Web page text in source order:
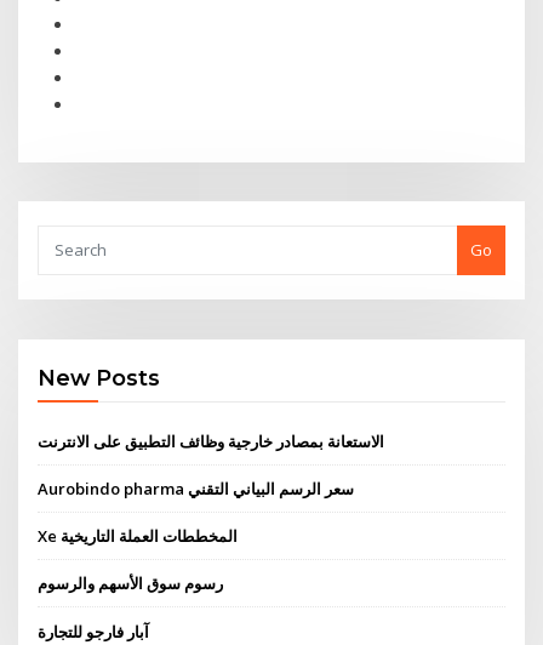
Go
New Posts
الاستعانة بمصادر خارجية وظائف التطبيق على الانترنت
Aurobindo pharma سعر الرسم البياني التقني
Xe المخططات العملة التاريخية
رسوم سوق الأسهم والرسوم
آبار فارجو للتجارة